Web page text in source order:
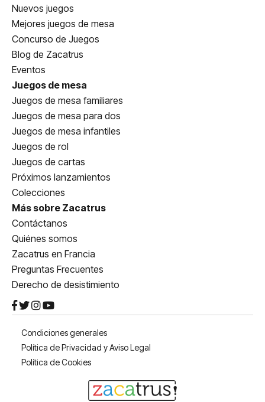
Nuevos juegos
Mejores juegos de mesa
Concurso de Juegos
Blog de Zacatrus
Eventos
Juegos de mesa
Juegos de mesa familiares
Juegos de mesa para dos
Juegos de mesa infantiles
Juegos de rol
Juegos de cartas
Próximos lanzamientos
Colecciones
Más sobre Zacatrus
Contáctanos
Quiénes somos
Zacatrus en Francia
Preguntas Frecuentes
Derecho de desistimiento
Condiciones generales
Política de Privacidad y Aviso Legal
Política de Cookies